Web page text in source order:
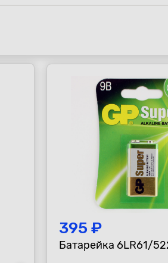
395 ₽
Батарейка 6LR61/